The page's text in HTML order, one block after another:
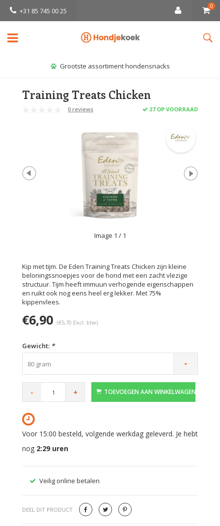
+31 85 745 00 25
0
Grootste assortiment hondensnacks
Training Treats Chicken
0 reviews 27 OP VOORRAAD
Image 1 / 1
Kip met tijm. De Eden Training Treats Chicken zijn kleine
beloningssnoepjes voor de hond met een zacht vlezige
structuur. Tijm heeft immuun verhogende eigenschappen
en ruikt ook nog eens heel erg lekker. Met 75%
kippenvlees.
€6,90 (€5,70 Excl. btw)
Gewicht: *
80 gram
- + TOEVOEGEN AAN WINKELWAGEN
Voor 15:00 besteld, volgende werkdag geleverd. Je hebt
nog 2:29 uren
Veilig online betalen
DEEL DIT PRODUCT